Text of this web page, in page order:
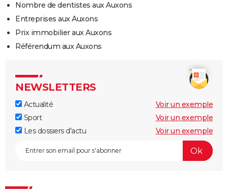
Nombre de dentistes aux Auxons
Entreprises aux Auxons
Prix immobilier aux Auxons
Référendum aux Auxons
NEWSLETTERS
Actualité
Voir un exemple
Sport
Voir un exemple
Les dossiers d'actu
Voir un exemple